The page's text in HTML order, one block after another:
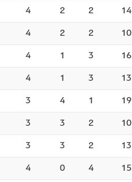
4 2 2 14
4 2 2 10
4 1 3 16
4 1 3 13
3 4 1 19
3 3 2 10
3 3 2 13
4 0 4 15